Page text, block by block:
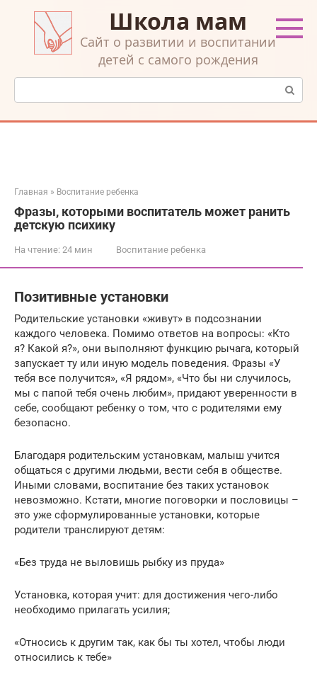
контенту
Школа мам
Cайт о развитии и воспитании
детей с самого рождения
Поиск:
Главная » Воспитание ребенка
Фразы, которыми воспитатель может ранить
детскую психику
На чтение: 24 мин Воспитание ребенка
Позитивные установки
Родительские установки «живут» в подсознании
каждого человека. Помимо ответов на вопросы: «Кто
я? Какой я?», они выполняют функцию рычага, который
запускает ту или иную модель поведения. Фразы «У
тебя все получится», «Я рядом», «Что бы ни случилось,
мы с папой тебя очень любим», придают уверенности в
себе, сообщают ребенку о том, что с родителями ему
безопасно.
Благодаря родительским установкам, малыш учится
общаться с другими людьми, вести себя в обществе.
Иными словами, воспитание без таких установок
невозможно. Кстати, многие поговорки и пословицы –
это уже сформулированные установки, которые
родители транслируют детям:
«Без труда не выловишь рыбку из пруда»
Установка, которая учит: для достижения чего-либо
необходимо прилагать усилия;
«Относись к другим так, как бы ты хотел, чтобы люди
относились к тебе»